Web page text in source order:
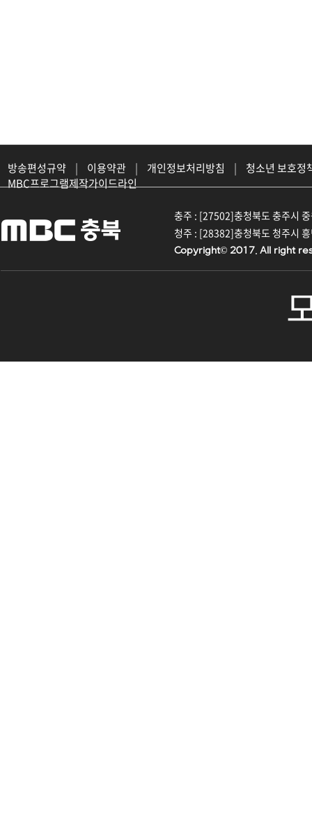
방송편성규약 | 이용약관 | 개인정보처리방침 |
청소년 보호정
MBC프로그램제작가이드라인
충주 : [27502]충청북도 충주시
청주 : [28382]충청북도 청주시
Copyright© 2017. All right